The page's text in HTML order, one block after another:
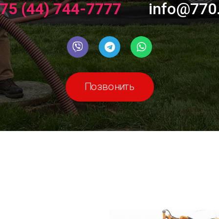
(44) 744-7777
Позвонить